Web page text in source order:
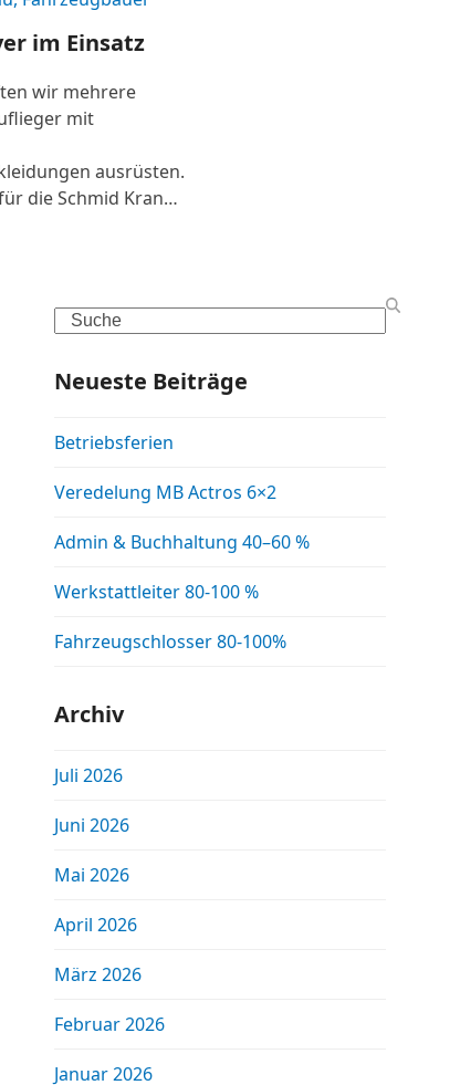
im Einsatz
wir mehrere
mit
ausrüsten.
die Schmid Kran…
Search
Neueste Beiträge
Betriebsferien
Veredelung MB Actros 6×2
Admin & Buchhaltung 40–60 %
Werkstattleiter 80-100 %
Fahrzeugschlosser 80-100%
Archiv
Juli 2026
Juni 2026
Mai 2026
April 2026
März 2026
Februar 2026
Januar 2026